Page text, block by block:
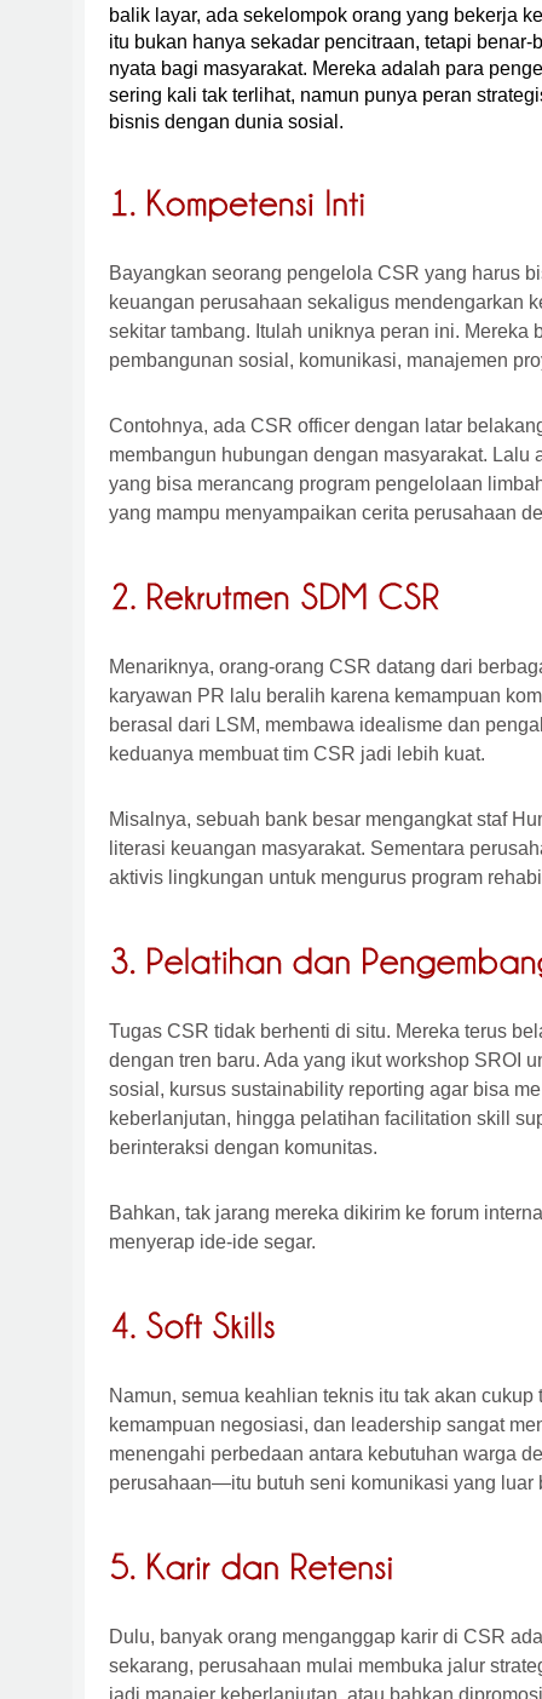
balik layar, ada sekelompok orang yang bekerja
itu bukan hanya sekadar pencitraan, tetapi benar-
nyata bagi masyarakat. Mereka adalah para
sering kali tak terlihat, namun punya peran
bisnis dengan dunia sosial.
Bayangkan seorang pengelola CSR yang harus
keuangan perusahaan sekaligus mendengarkan
sekitar tambang. Itulah uniknya peran ini. Mereka
pembangunan sosial, komunikasi, manajemen
Contohnya, ada CSR officer dengan latar
membangun hubungan dengan masyarakat. Lalu
yang bisa merancang program pengelolaan
yang mampu menyampaikan cerita perusahaan
Menariknya, orang-orang CSR datang dari
karyawan PR lalu beralih karena kemampuan
berasal dari LSM, membawa idealisme dan
keduanya membuat tim CSR jadi lebih kuat.
Misalnya, sebuah bank besar mengangkat staf
literasi keuangan masyarakat. Sementara
aktivis lingkungan untuk mengurus program
Tugas CSR tidak berhenti di situ. Mereka terus
dengan tren baru. Ada yang ikut workshop SROI
sosial, kursus sustainability reporting agar bisa
keberlanjutan, hingga pelatihan facilitation skill
berinteraksi dengan komunitas.
Bahkan, tak jarang mereka dikirim ke forum
menyerap ide-ide segar.
Namun, semua keahlian teknis itu tak akan cukup
kemampuan negosiasi, dan leadership sangat
menengahi perbedaan antara kebutuhan warga
perusahaan—itu butuh seni komunikasi yang luar
Dulu, banyak orang menganggap karir di CSR
sekarang, perusahaan mulai membuka jalur
jadi manajer keberlanjutan, atau bahkan